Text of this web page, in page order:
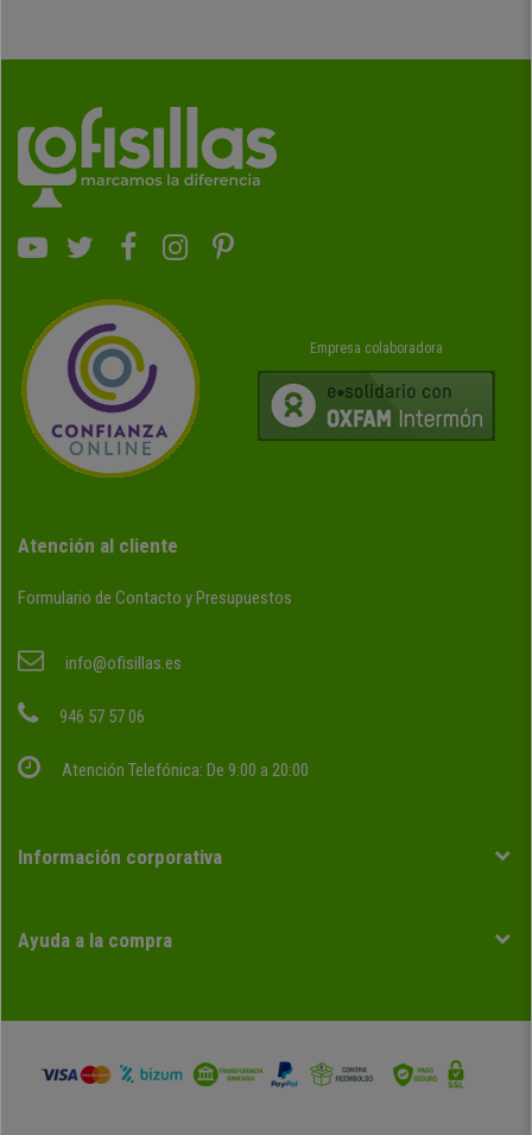
Empresa colaboradora
Atención al cliente
Formulario de Contacto y Presupuestos
info@ofisillas.es
946 57 57 06
Atención Telefónica: De 9:00 a 20:00
Información corporativa
Ayuda a la compra